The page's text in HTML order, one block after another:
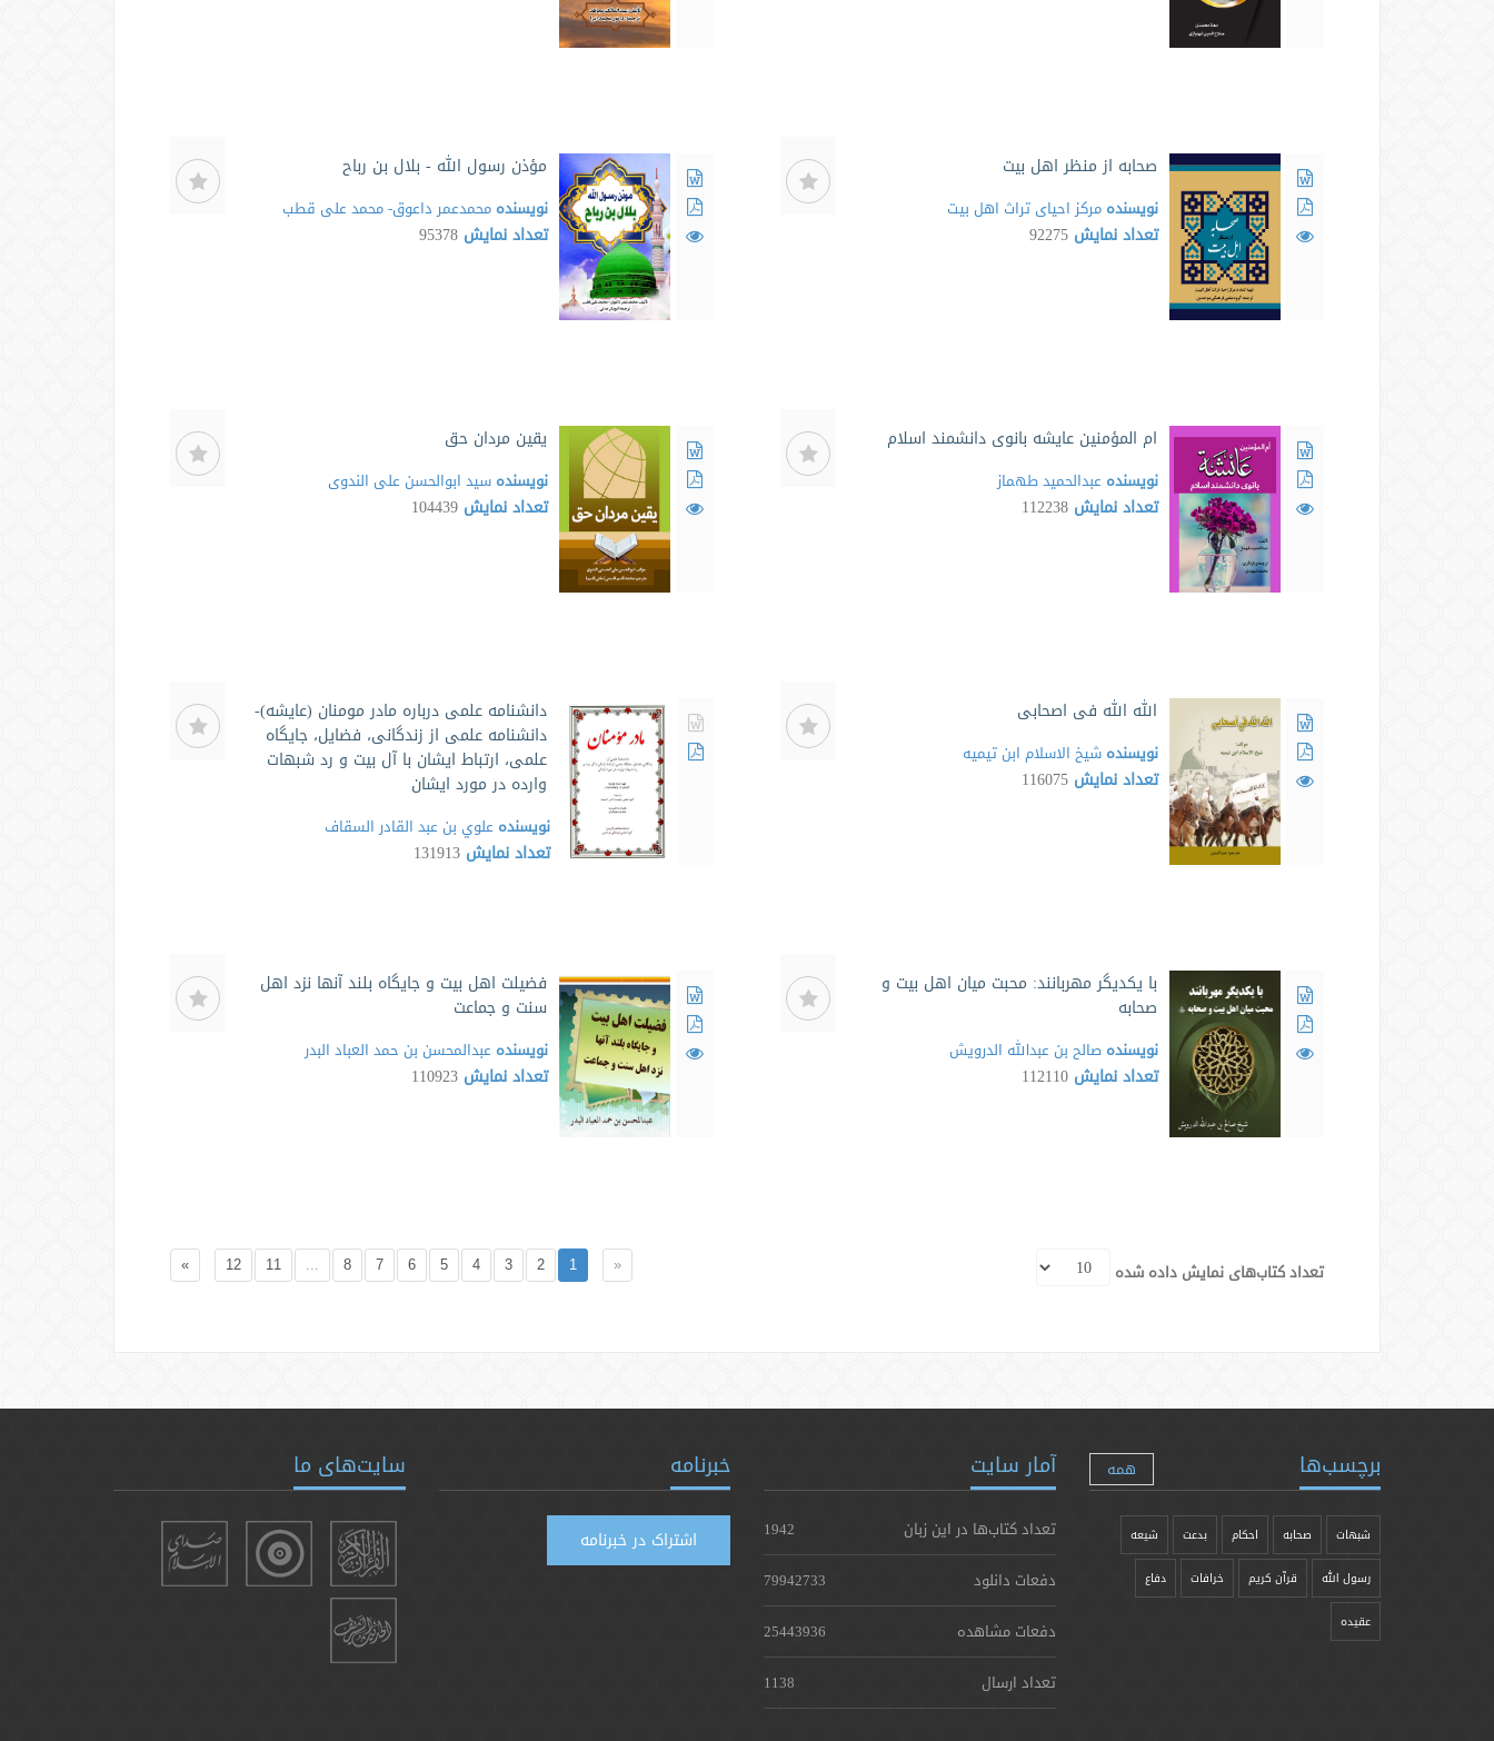
صحابه از منظر اهل بیت
نویسنده مرکز احیای تراث اهل بیت
تعداد نمایش 92275
مؤذن رسول الله - بلال بن رباح
نویسنده محمدعمر داعوق- محمد علی قطب
تعداد نمایش 95378
ام المؤمنین عایشه بانوی دانشمند اسلام
نویسنده عبدالحمید طهماز
تعداد نمایش 112238
یقین مردان حق
نویسنده سید ابوالحسن علی الندوی
تعداد نمایش 104439
الله الله فی اصحابی
نویسنده شیخ الاسلام ابن تیمیه
تعداد نمایش 116075
دانشنامه علمی درباره مادر مومنان (عایشه)-
دانشنامه علمی از زندگانی، فضایل، جایگاه
علمی، ارتباط ایشان با آل بیت و رد شبھات
وارده در مورد ایشان
نویسنده علوي بن عبد القادر السقاف
تعداد نمایش 131913
با یکدیگر مهربانند: محبت میان اهل بیت و
صحابه
نویسنده صالح بن عبدالله الدرويش
تعداد نمایش 112110
فضیلت اهل بیت و جایگاه بلند آنها نزد اهل
سنت و جماعت
نویسنده عبدالمحسن بن حمد العباد البدر
تعداد نمایش 110923
تعداد کتاب‌های نمایش داده شده «
1
2
3
4
5
6
7
8
...
11
12
»
برچسب‌ها همه
شبهات صحابه احکام بدعت شیعه
رسول الله قرآن کریم خرافات دفاع
عقیده
آمار سایت
تعداد کتاب‌ها در این زبان
1942
دفعات دانلود
79942733
دفعات مشاهده
25443936
تعداد ارسال
1138
خبرنامه
اشتراک در خبرنامه
سایت‌های ما